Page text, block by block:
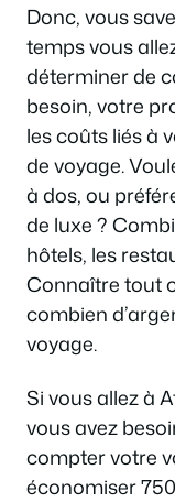
Donc, vous
temps vous
déterminer de
besoin, votre
les coûts liés à
de voyage.
à dos, ou
de luxe ?
hôtels, les
Connaître tout
combien
voyage.
Si vous allez à
vous avez
compter votre
économiser